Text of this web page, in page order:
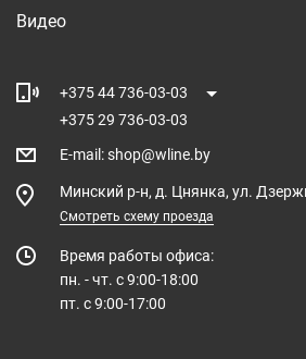
Видео
+375 44 736-03-03
+375 29 736-03-03
E-mail :shop@wline.by
Минский р-н, д. Цнянка, ул.
Смотреть схему проезда
Время работы офиса:
пн. - чт. с 9:00-18:00
пт. с 9:00-17:00